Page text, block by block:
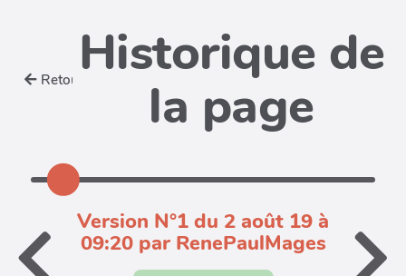
Retour Historique de
la page
Version N°1 du 2 août 19 à
09:20 par RenePaulMages